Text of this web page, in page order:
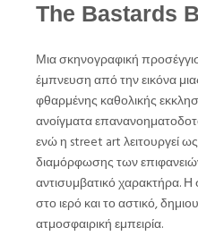
The Bastards
Μια σκηνογραφική
έμπνευση από την εικόνα
φθαρμένης καθολικής
ανοίγματα
ενώ η street art λειτουργεί
διαμόρφωσης των
αντισυμβατικό χαρακτήρα.
στο ιερό και το αστικό,
ατμοσφαιρική εμπειρία.